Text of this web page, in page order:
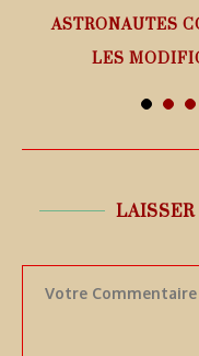
ASTRONAUTES
LES